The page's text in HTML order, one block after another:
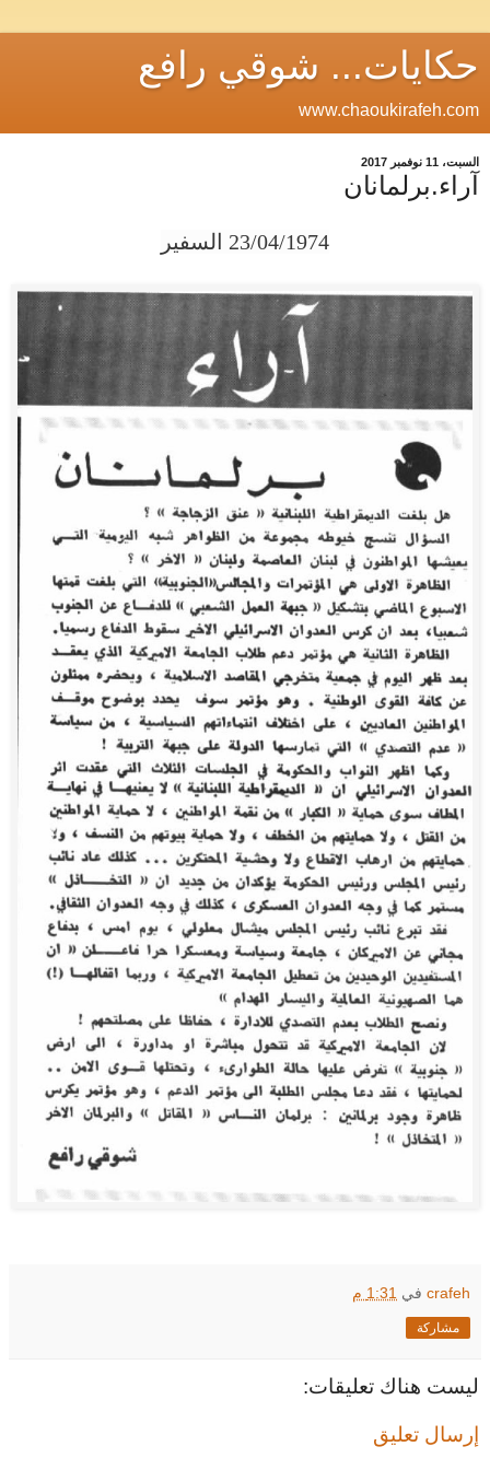
حكايات... شوقي رافع
www.chaoukirafeh.com
السبت، 11 نوفمبر 2017
آراء.برلمانان
23/04/1974 السفير
crafeh في 1:31 م
مشاركة
ليست هناك تعليقات:
إرسال تعليق